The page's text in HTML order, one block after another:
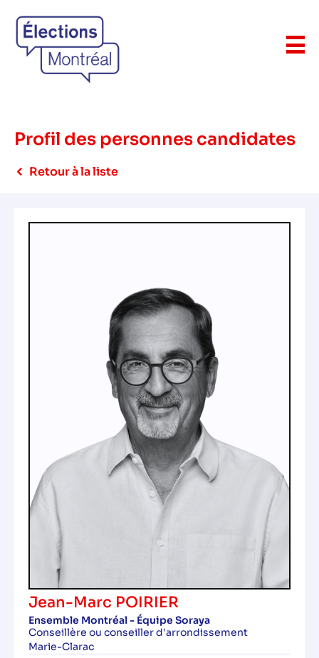
Profil des personnes candidates
Retour à la liste
Jean-Marc POIRIER
Ensemble Montréal - Équipe Soraya
Conseillère ou conseiller d'arrondissement
Marie-Clarac